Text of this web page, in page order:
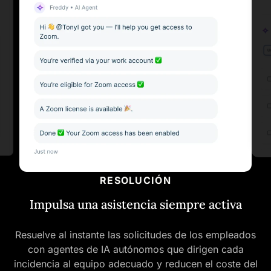
RESOLUCIÓN
Impulsa una asistencia siempre activa
Resuelve al instante las solicitudes de los empleados
con agentes de IA autónomos que dirigen cada
incidencia al equipo adecuado y reducen el coste del